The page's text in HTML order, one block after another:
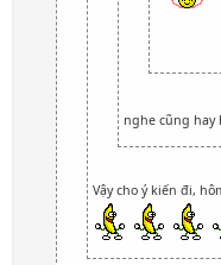
nghe cũng hay
Vậy cho ý kiến đi,